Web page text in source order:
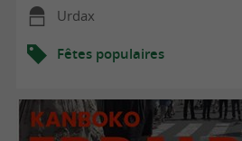
Urdax
Fêtes populaires